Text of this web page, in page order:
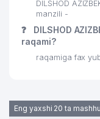
DILSHOD
manzili -
❓
DILSHOD
raqami?
raqamiga fax
Eng yaxshi 20 ta